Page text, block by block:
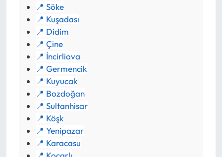
📍 Söke
📍 Kuşadası
📍 Didim
📍 Çine
📍 İncirliova
📍 Germencik
📍 Kuyucak
📍 Bozdoğan
📍 Sultanhisar
📍 Köşk
📍 Yenipazar
📍 Karacasu